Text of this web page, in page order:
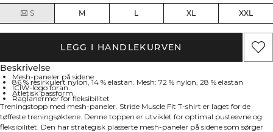
S M L XL XXL
LEGG I HANDLEKURVEN
Beskrivelse
Mesh-paneler på sidene
86 % resirkulert nylon, 14 % elastan. Mesh: 72 % nylon, 28 % elastan
ICIW-logo foran
Atletisk passform
Raglanermer for fleksibilitet
Treningstopp med mesh-paneler. Stride Muscle Fit T-shirt er laget for de
tøffeste treningsøktene. Denne toppen er utviklet for optimal pusteevne og
fleksibilitet. Den har strategisk plasserte mesh-paneler på sidene som sørger